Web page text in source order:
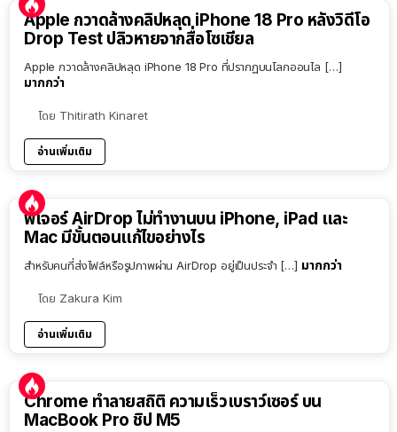
Apple กวาดล้างคลิปหลุด iPhone 18 Pro หลังวิดีโอ
Drop Test ปลิวหายจากสื่อโซเชียล
Apple กวาดล้างคลิปหลุด iPhone 18 Pro ที่ปรากฏบนโลกออนไล […]
มากกว่า
โดย Thitirath Kinaret
อ่านเพิ่มเติม
ฟีเจอร์ AirDrop ไม่ทำงานบน iPhone, iPad และ
Mac มีขั้นตอนแก้ไขอย่างไร
สำหรับคนที่ส่งไฟล์หรือรูปภาพผ่าน AirDrop อยู่เป็นประจำ […] มากกว่า
โดย Zakura Kim
อ่านเพิ่มเติม
Chrome ทำลายสถิติ ความเร็วเบราว์เซอร์ บน
MacBook Pro ชิป M5